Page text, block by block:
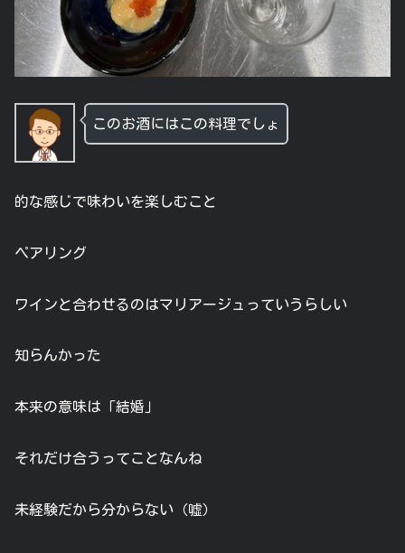
このお酒にはこの料理でしょ
的な感じで味わいを楽しむこと
ペアリング
ワインと合わせるのはマリアージュっていうらしい
知らんかった
本来の意味は「結婚」
それだけ合うってことなんね
未経験だから分からない（嘘）